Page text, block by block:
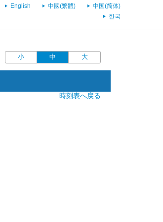
English 中國(繁體)
中国(简体)
한국
小 中 大
時刻表へ戻る